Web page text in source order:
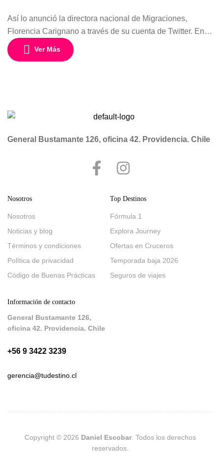
Así lo anunció la directora nacional de Migraciones,
Florencia Carignano a través de su cuenta de Twitter. En
tanto, desde Migraciones se indicó que seguirá siendo
necesario presentar la declaración jurada electrónica para
Ver Más
General Bustamante 126, oficina 42. Providencia. Chile
Nosotros
Nosotros
Noticias y blog
Términos y condiciones
Política de privacidad
Código de Buenas Prácticas
Top Destinos
Fórmula 1
Explora Journey
Ofertas en Cruceros
Temporada baja 2026
Seguros de viajes
Información de contacto
General Bustamante 126,
oficina 42. Providencia. Chile
+56 9 3422 3239
gerencia@tudestino.cl
Copyright © 2026 Daniel Escobar. Todos los derechos
reservados.